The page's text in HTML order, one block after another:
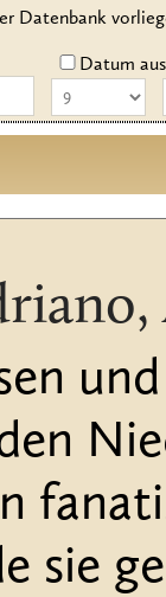
Datenbank
Datum
sie